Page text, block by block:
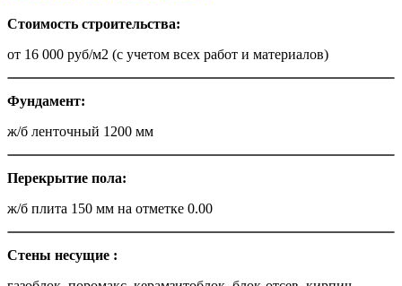
Стоимость строительства:
от 16 000 руб/м2 (с учетом всех работ и материалов)
Фундамент:
ж/б ленточный 1200 мм
Перекрытие пола:
ж/б плита 150 мм на отметке 0.00
Стены несущие :